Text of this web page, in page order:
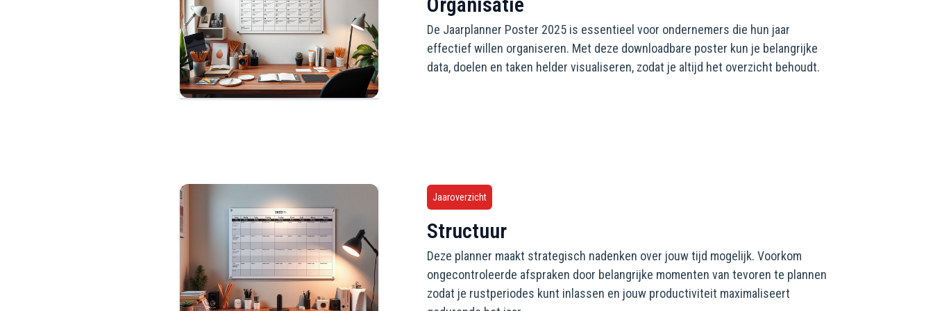
De Jaarplanner Poster 2025 is essentieel voor ondernemers die hun jaar
effectief willen organiseren. Met deze downloadbare poster kun je belangrijke
data, doelen en taken helder visualiseren, zodat je altijd het overzicht behoudt.
Jaaroverzicht
Structuur
Deze planner maakt strategisch nadenken over jouw tijd mogelijk. Voorkom
ongecontroleerde afspraken door belangrijke momenten van tevoren te plannen
zodat je rustperiodes kunt inlassen en jouw productiviteit maximaliseert